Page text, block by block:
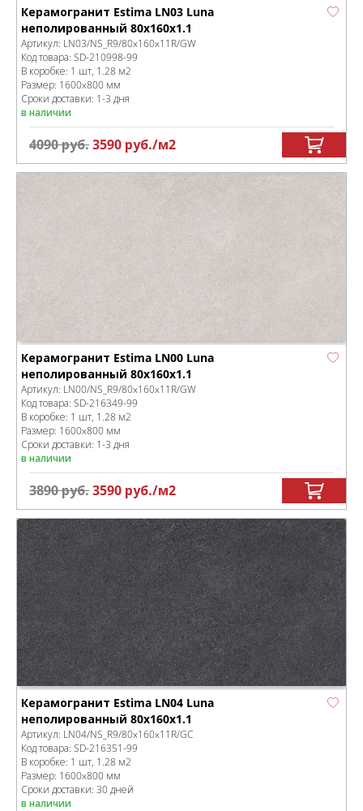
Керамогранит Estima LN03 Luna
неполированный 80x160x1.1
Артикул: LN03/NS_R9/80x160x11R/GW
Код товара: SD-210998-99
В коробке: 1 шт, 1.28 м2
Размер: 1600x800 мм
Сроки доставки: 1-3 дня
в наличии
4090руб.3590 руб./м2
Керамогранит Estima LN00 Luna
неполированный 80x160x1.1
Артикул: LN00/NS_R9/80x160x11R/GW
Код товара: SD-216349-99
В коробке: 1 шт, 1.28 м2
Размер: 1600x800 мм
Сроки доставки: 1-3 дня
в наличии
3890руб.3590 руб./м2
Керамогранит Estima LN04 Luna
неполированный 80x160x1.1
Артикул: LN04/NS_R9/80x160x11R/GC
Код товара: SD-216351-99
В коробке: 1 шт, 1.28 м2
Размер: 1600x800 мм
Сроки доставки: 30 дней
в наличии